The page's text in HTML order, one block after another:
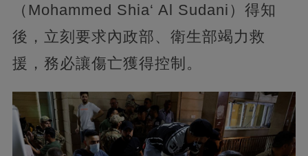
（Mohammed Shia‘ Al Sudani）得知
後，立刻要求內政部、衛生部竭力救
援，務必讓傷亡獲得控制。